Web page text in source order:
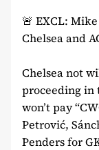
🚨 EXCL:
Chelsea and
Chelsea not
proceeding in
won’t pay
Petrović,
Penders for